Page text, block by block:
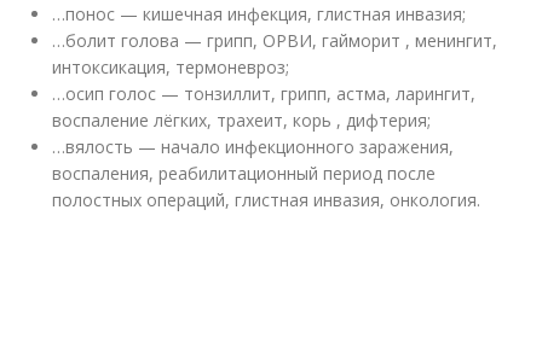
…понос — кишечная инфекция, глистная инвазия;
…болит голова — грипп, ОРВИ, гайморит , менингит,
интоксикация, термоневроз;
…осип голос — тонзиллит, грипп, астма, ларингит,
воспаление лёгких, трахеит, корь , дифтерия;
…вялость — начало инфекционного заражения,
воспаления, реабилитационный период после
полостных операций, глистная инвазия, онкология.